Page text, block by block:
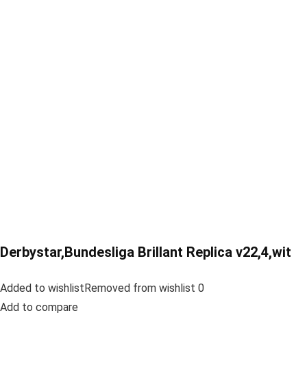
Derbystar,Bundesliga Brillant Replica v22,4,wit
Added to wishlistRemoved from wishlist 0
Add to compare